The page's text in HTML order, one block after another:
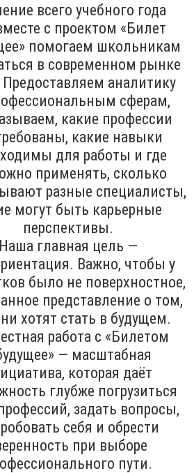
всего учебного года
с проектом «Билет
помогаем школьникам
в современном рынке
Предоставляем аналитику
сферам,
какие профессии
какие навыки
для работы и где
применять, сколько
разные специалисты,
могут быть карьерные
перспективы.
Наша главная цель —
Важно, чтобы у
было не поверхностное,
представление о том,
хотят стать в будущем.
работа с «Билетом
— масштабная
которая даёт
глубже погрузиться
задать вопросы,
себя и обрести
при выборе
пути.